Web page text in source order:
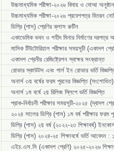
উচ্চমাধ্যমিক পরীক্ষা-২০২৬ বিদায় ও দোআ
উচ্চমাধ্যমিক পরীক্ষা-২০২৬ প্রবেশপত্র বিতরন
ডিগ্রি (পাস) শ্রেণির ক্লাস রুটিন
একাডেমিক ভবন ও শহীদ মিনার নির্মাণের দরপত্র
মাসিক টিউটোরিয়াল পরীক্ষার সময়সূচী
একাদশ শ্রেনীর রেজিষ্ট্রেশন স্বাক্ষর সংক্রান্ত
রোভার স্কাউটস এবং গার্ল ইন রোভার ভর্তি
অনার্স ৩য় বর্ষের ফরম পূরনের বিজ্ঞপ্তি (সংশোধিত)
অনার্স ১ম বর্ষে ২য় রিলিজ স্লিপে ভর্তি বিজ্ঞপ্তি
প্রাক-নির্বাচনী পরীক্ষার সময়সূচী-২০২৫
২০২৪ সালের ডিগ্রি (পাস) ১ম বর্ষ পরীক্ষার
ডিগ্রি (পাস) ২য় বর্ষ (২০২২-২৩ শিক্ষাবর্ষ)
ডিগ্রি (পাস) ২০২৪-২৫ শিক্ষাবর্ষে ভর্তি
এইচ.এস.সি (একাদশ শ্রেণি) ২০২৫-২০২৬